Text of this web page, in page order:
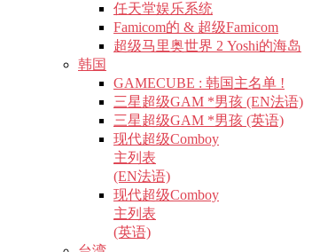
任天堂娱乐系统
Famicom的 & 超级Famicom
超级马里奥世界 2 Yoshi的海岛
韩国
GAMECUBE : 韩国主名单 !
三星超级GAM *男孩 (EN法语)
三星超级GAM *男孩 (英语)
现代超级Comboy
主列表
(EN法语)
现代超级Comboy
主列表
(英语)